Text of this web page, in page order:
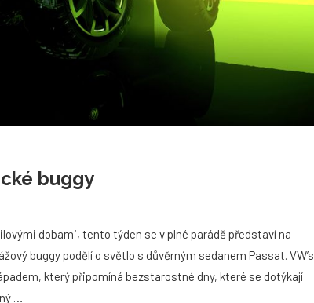
buggy
dobami, tento týden se v plné parádě představí na
buggy podělí o světlo s důvěrným sedanem Passat. VW’s
který připomíná bezstarostné dny, které se dotýkají
…